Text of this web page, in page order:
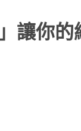
讓你的